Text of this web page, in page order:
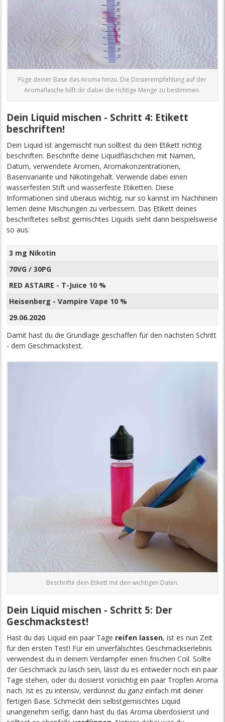
Füge deiner Base das Aroma hinzu. Die Dosierempfehlung auf der
Aromaflasche hilft dir dabei die richtige Menge zu bestimmen.
Dein Liquid mischen - Schritt 4: Etikett
beschriften!
Dein Liquid ist angemischt nun solltest du dein Etikett richtig
beschriften. Beschrifte deine Liquidfläschchen mit Namen,
Datum, verwendete Aromen, Aromakonzentrationen,
Basenvariante und Nikotingehalt. Verwende dabei einen
wasserfesten Stift und wasserfeste Etiketten. Diese
Informationen sind überaus wichtig, nur so kannst im Nachhinein
lernen deine Mischungen zu verbessern. Das Etikett deines
beschriftetes selbst gemischtes Liquids sieht dann beispielsweise
so aus:
3 mg Nikotin
70VG / 30PG
RED ASTAIRE - T-Juice 10 %
Heisenberg - Vampire Vape 10 %
29.06.2020
Damit hast du die Grundlage geschaffen für den nächsten Schritt
- dem Geschmackstest.
Beschrifte dein Etikett mit den wichtigen Daten.
Dein Liquid mischen - Schritt 5: Der
Geschmackstest!
Hast du das Liquid ein paar Tage reifen lassen, ist es nun Zeit
für den ersten Test! Für ein unverfälschtes Geschmackserlebnis
verwendest du in deinem Verdampfer einen frischen Coil. Sollte
der Geschmack zu lasch sein, lässt du es entweder noch ein paar
Tage stehen, oder du dosierst vorsichtig ein paar Tropfen Aroma
nach. Ist es zu intensiv, verdünnst du ganz einfach mit deiner
fertigen Base. Schmeckt dein selbstgemischtes Liquid
unangenehm seifig, dann hast du das Aroma überdosierst und